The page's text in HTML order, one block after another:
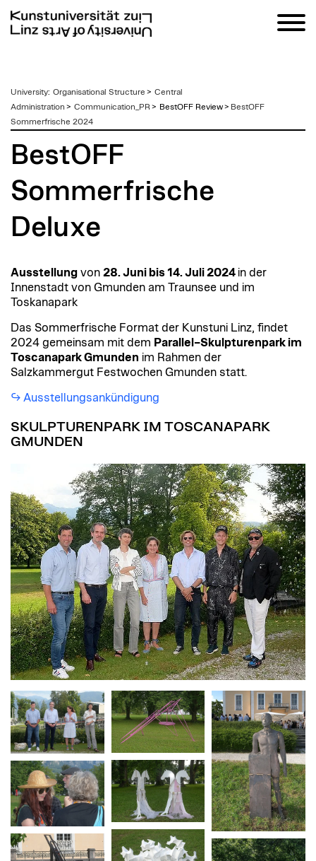
zum
Inhalt
University: Organisational Structure > Central
Administration > Communication_PR > BestOFF Review > BestOFF
Sommerfrische 2024
BestOFF
Sommerfrische
Deluxe
Ausstellung von 28. Juni bis 14. Juli 2024 in der
Innenstadt von Gmunden am Traunsee und im
Toskanapark
Das Sommerfrische Format der Kunstuni Linz, findet
2024 gemeinsam mit dem Parallel–Skulpturenpark im
Toscanapark Gmunden im Rahmen der
Salzkammergut Festwochen Gmunden statt.
Ausstellungsankündigung
SKULPTURENPARK IM TOSCANAPARK
GMUNDEN